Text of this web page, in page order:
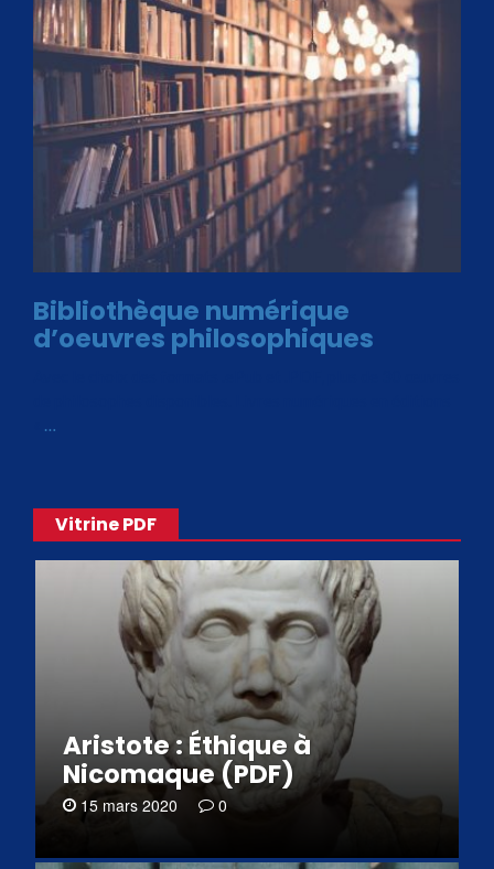
Bibliothèque numérique
d’oeuvres philosophiques
…
Vitrine PDF
Aristote : Éthique à
Nicomaque (PDF)
15 mars 2020 0